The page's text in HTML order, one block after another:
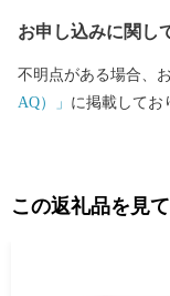
のご負担となります
請の必要はありません。 【ワンストップ特例申請書送付
お申し込みに関し
不明点がある場合、
AQ）」 に掲載してお
この返礼品を見